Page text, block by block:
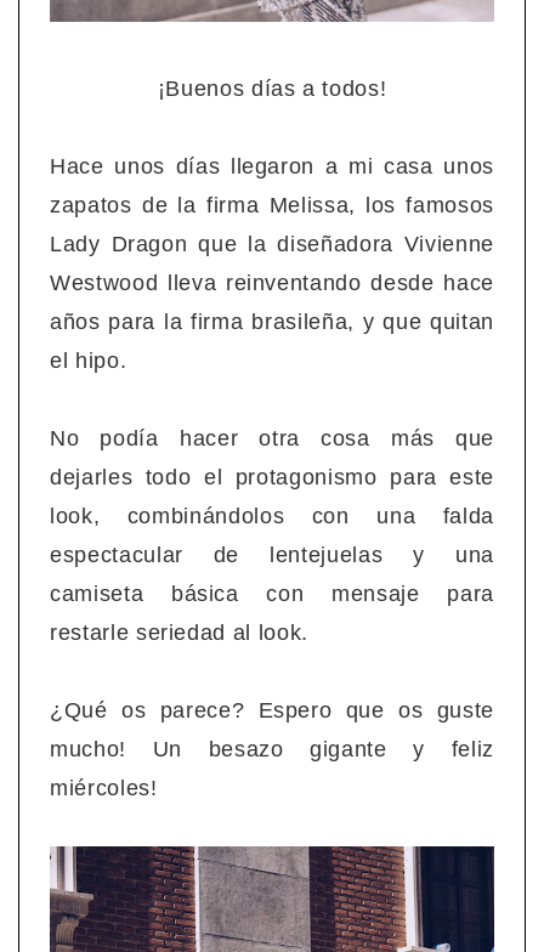
¡Buenos días a todos!
Hace unos días llegaron a mi casa unos
zapatos de la firma Melissa, los famosos
Lady Dragon que la diseñadora Vivienne
Westwood lleva reinventando desde hace
años para la firma brasileña, y que quitan
el hipo.
No podía hacer otra cosa más que
dejarles todo el protagonismo para este
look, combinándolos con una falda
espectacular de lentejuelas y una
camiseta básica con mensaje para
restarle seriedad al look.
¿Qué os parece? Espero que os guste
mucho! Un besazo gigante y feliz
miércoles!